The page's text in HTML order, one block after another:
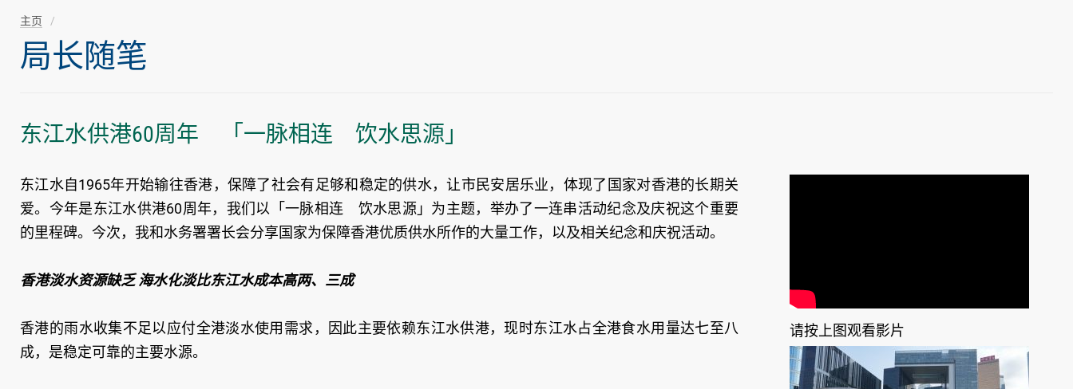
主页
局长随笔
东江水供港60周年 「一脉相连 饮水思源」
东江水自1965年开始输往香港，保障了社会有足够和稳定的供水，让市民安居乐业，体现了国家对香港的长期关
爱。今年是东江水供港60周年，我们以「一脉相连 饮水思源」为主题，举办了一连串活动纪念及庆祝这个重要
的里程碑。今次，我和水务署署长会分享国家为保障香港优质供水所作的大量工作，以及相关纪念和庆祝活动。
香港淡水资源缺乏 海水化淡比东江水成本高两、三成
香港的雨水收集不足以应付全港淡水使用需求，因此主要依赖东江水供港，现时东江水占全港食水用量达七至八
成，是稳定可靠的主要水源。
请按上图观看影片